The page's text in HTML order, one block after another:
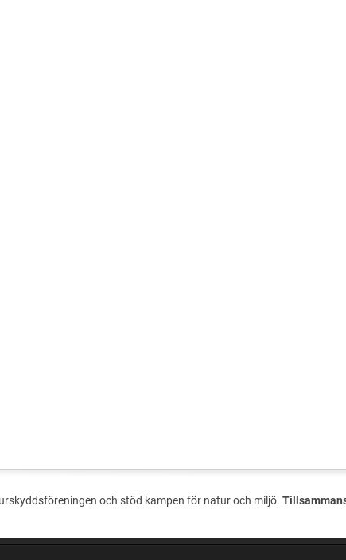
och stöd kampen för natur och miljö.